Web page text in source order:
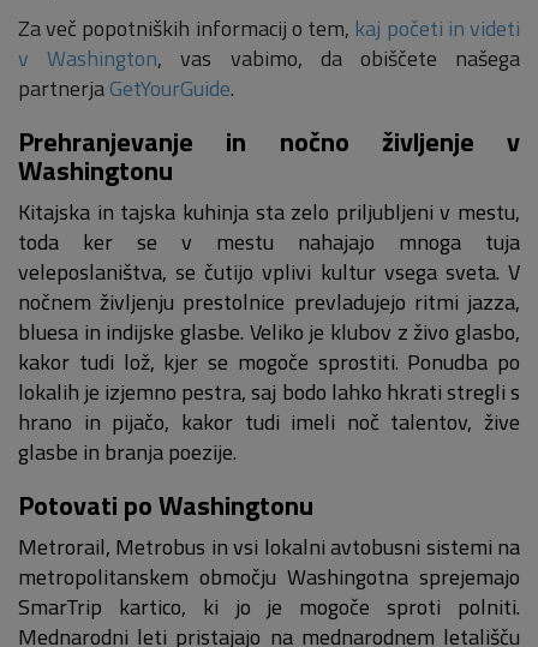
Za več popotniških informacij o tem, kaj početi in videti
v Washington, vas vabimo, da obiščete našega
partnerjaGetYourGuide.
Prehranjevanje in nočno življenje v
Washingtonu
Kitajska in tajska kuhinja sta zelo priljubljeni v mestu,
toda ker se v mestu nahajajo mnoga tuja
veleposlaništva, se čutijo vplivi kultur vsega sveta. V
nočnem življenju prestolnice prevladujejo ritmi jazza,
bluesa in indijske glasbe. Veliko je klubov z živo glasbo,
kakor tudi lož, kjer se mogoče sprostiti. Ponudba po
lokalih je izjemno pestra, saj bodo lahko hkrati stregli s
hrano in pijačo, kakor tudi imeli noč talentov, žive
glasbe in branja poezije.
Potovati po Washingtonu
Metrorail, Metrobus in vsi lokalni avtobusni sistemi na
metropolitanskem območju Washingotna sprejemajo
SmarTrip kartico, ki jo je mogoče sproti polniti.
Mednarodni leti pristajajo na mednarodnem letališču